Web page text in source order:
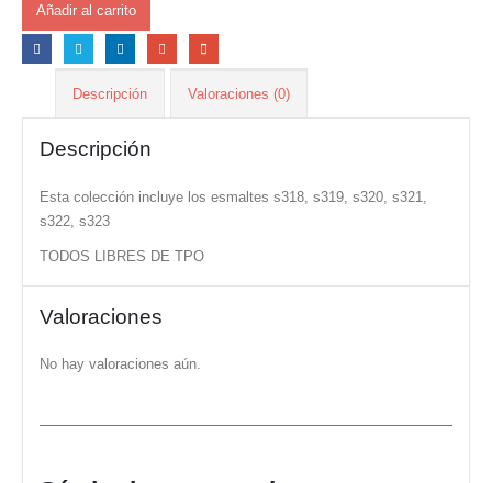
Añadir al carrito
Descripción Valoraciones (0)
Descripción
Esta colección incluye los esmaltes s318, s319, s320, s321,
s322, s323
TODOS LIBRES DE TPO
Valoraciones
No hay valoraciones aún.